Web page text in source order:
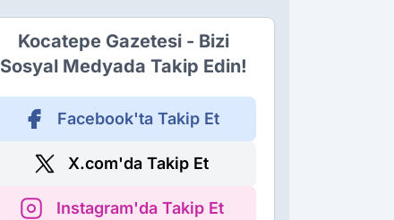
Kocatepe Gazetesi - Bizi
Sosyal Medyada Takip Edin!
Facebook'ta Takip Et
X.com'da Takip Et
Instagram'da Takip Et